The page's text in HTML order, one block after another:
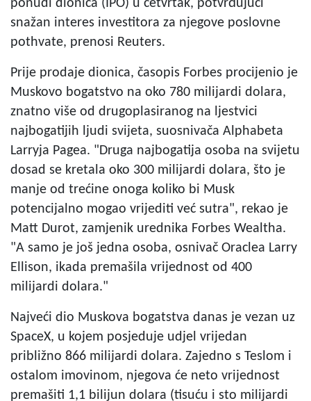
ponudi dionica (IPO) u četvrtak, potvrđujući
snažan interes investitora za njegove poslovne
pothvate, prenosi Reuters.
Prije prodaje dionica, časopis Forbes procijenio je
Muskovo bogatstvo na oko 780 milijardi dolara,
znatno više od drugoplasiranog na ljestvici
najbogatijih ljudi svijeta, suosnivača Alphabeta
Larryja Pagea. "Druga najbogatija osoba na svijetu
dosad se kretala oko 300 milijardi dolara, što je
manje od trećine onoga koliko bi Musk
potencijalno mogao vrijediti već sutra", rekao je
Matt Durot, zamjenik urednika Forbes Wealtha.
"A samo je još jedna osoba, osnivač Oraclea Larry
Ellison, ikada premašila vrijednost od 400
milijardi dolara."
Najveći dio Muskova bogatstva danas je vezan uz
SpaceX, u kojem posjeduje udjel vrijedan
približno 866 milijardi dolara. Zajedno s Teslom i
ostalom imovinom, njegova će neto vrijednost
premašiti 1,1 bilijun dolara (tisuću i sto milijardi